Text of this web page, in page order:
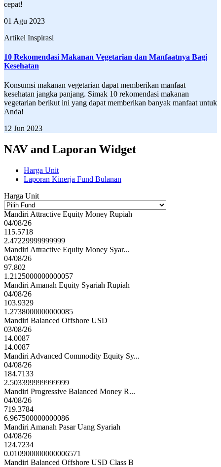
cepat!
01 Agu 2023
Artikel Inspirasi
10 Rekomendasi Makanan Vegetarian dan Manfaatnya Bagi
Kesehatan
Konsumsi makanan vegetarian dapat memberikan manfaat
kesehatan jangka panjang. Simak 10 rekomendasi makanan
vegetarian berikut ini yang dapat memberikan banyak manfaat untuk
Anda!
12 Jun 2023
NAV and Laporan Widget
Harga Unit
Laporan Kinerja Fund Bulanan
Harga Unit
Mandiri Attractive Equity Money Rupiah
04/08/26
115.5718
2.47229999999999
Mandiri Attractive Equity Money Syar...
04/08/26
97.802
1.2125000000000057
Mandiri Amanah Equity Syariah Rupiah
04/08/26
103.9329
1.2738000000000085
Mandiri Balanced Offshore USD
03/08/26
14.0087
14.0087
Mandiri Advanced Commodity Equity Sy...
04/08/26
184.7133
2.503399999999999
Mandiri Progressive Balanced Money R...
04/08/26
719.3784
6.967500000000086
Mandiri Amanah Pasar Uang Syariah
04/08/26
124.7234
0.010900000000006571
Mandiri Balanced Offshore USD Class B